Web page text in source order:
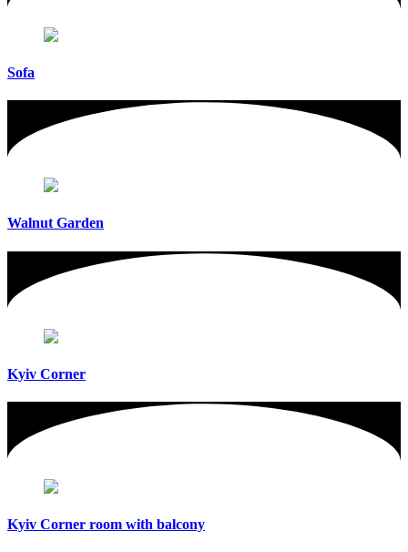
Sofa
Walnut Garden
Kyiv Corner
Kyiv Corner room with balcony